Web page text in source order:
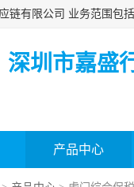
深圳市嘉盛
产品中心